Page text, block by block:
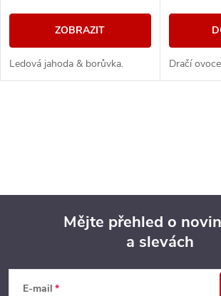
ZOBRAZIT
Ledová jahoda & borůvka. Dračí
a
Mějte přehled o
a slevách
E-mail